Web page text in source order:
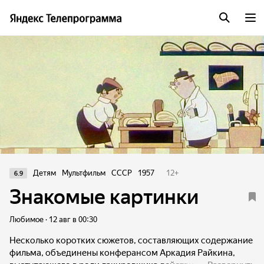
6.9 Детям Мультфильм СССР 1957 12+
Знакомые картинки
Любимое · 12 авг в 00:30
Несколько коротких сюжетов, составляющих содержание
фильма, объединены конферансом Аркадия Райкина,